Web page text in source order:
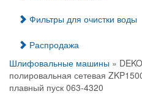
Фильтры для очистки воды
Распродажа
Шлифовальные машины »
полировальная сетевая
плавный пуск 063-4320